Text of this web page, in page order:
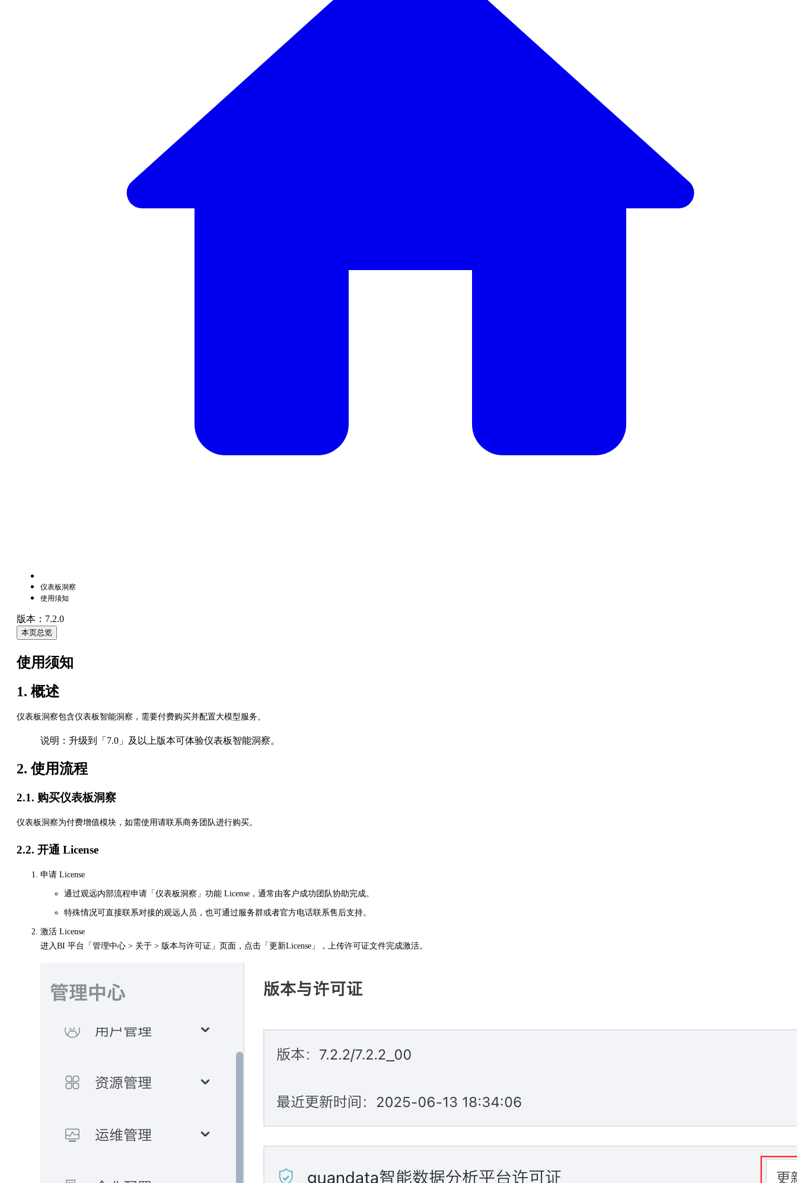
仪表板洞察
使用须知
版本：7.2.0
本页总览
使用须知
1. 概述
仪表板洞察包含仪表板智能洞察，需要付费购买并配置大模型服务。
说明：升级到「7.0」及以上版本可体验仪表板智能洞察。
2. 使用流程
2.1. 购买仪表板洞察
仪表板洞察为付费增值模块，如需使用请联系商务团队进行购买。
2.2. 开通 License
申请 License
通过观远内部流程申请「仪表板洞察」功能 License，通常由客户成功团队协助完成。
特殊情况可直接联系对接的观远人员，也可通过服务群或者官方电话联系售后支持。
激活 License
进入BI 平台「管理中心 > 关于 > 版本与许可证」页面，点击「更新License」，上传许可证文件完成激活。